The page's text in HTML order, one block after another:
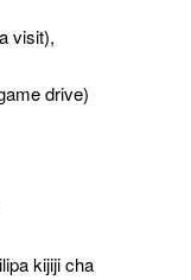
visit),
drive)
kijiji cha